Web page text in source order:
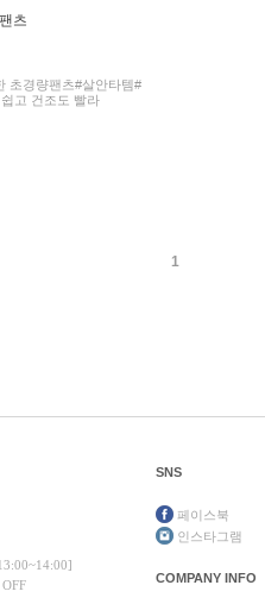
츠
초경량팬츠#살안타템#
고 건조도 빨라
1
SNS
페이스북
인스타그램
COMPANY INFO